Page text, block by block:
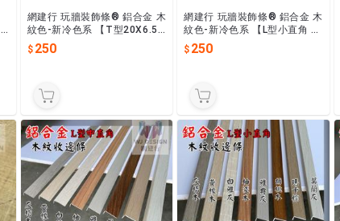
網建行 玩牆裝飾條® 鋁合金 木
紋色-新冷色系 【T型20X6.5
mmX長240cm~每支250元】
現貨供應中
250
網建行 玩牆裝飾條® 鋁合金 木
紋色-新冷色系 【L型小直角 2
0X6.5mmX長240cm~每支25
0元】 現貨供應中
250